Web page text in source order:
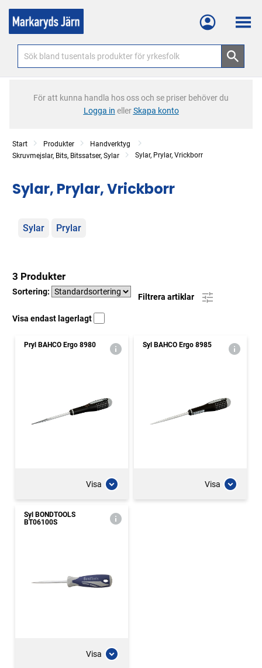
Meny
För att kunna handla hos oss och se priser behöver du
Logga in ellerSkapa konto
Start Produkter
Handverktyg
Skruvmejslar, Bits, Bitssatser, Sylar
Sylar, Prylar, Vrickborr
Sylar, Prylar, Vrickborr
Kategorier
Sylar Prylar
3 Produkter
Sortering:
Filtrera artiklar
Visa endast lagerlagt
Pryl BAHCO Ergo 8980
Visa
Syl BAHCO Ergo 8985
Visa
Syl BONDTOOLS
BT06100S
Visa